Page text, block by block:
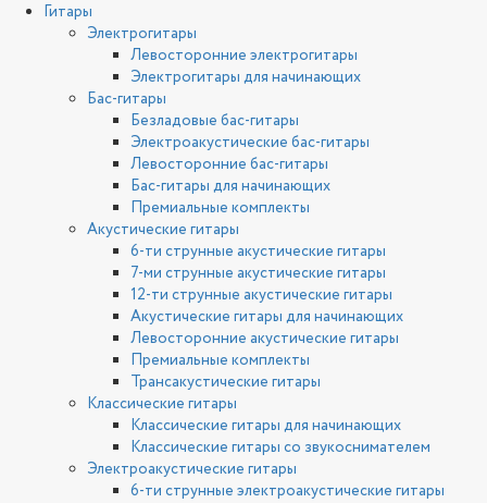
Гитары
Электрогитары
Левосторонние электрогитары
Электрогитары для начинающих
Бас-гитары
Безладовые бас-гитары
Электроакустические бас-гитары
Левосторонние бас-гитары
Бас-гитары для начинающих
Премиальные комплекты
Акустические гитары
6-ти струнные акустические гитары
7-ми струнные акустические гитары
12-ти струнные акустические гитары
Акустические гитары для начинающих
Левосторонние акустические гитары
Премиальные комплекты
Трансакустические гитары
Классические гитары
Классические гитары для начинающих
Классические гитары со звукоснимателем
Электроакустические гитары
6-ти струнные электроакустические гитары